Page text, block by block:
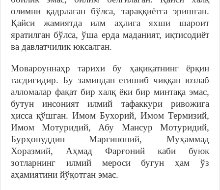
олимни қадрлаган бўлса, тараққиётга эришган.
Қайси жамиятда илм аҳлига яхши шароит
яратилган бўлса, ўша ерда маданият, иқтисодиёт
ва давлатчилик юксалган.
Мовароуннаҳр тарихи бу ҳақиқатнинг ёрқин
тасдиғидир. Бу заминдан етишиб чиққан юзлаб
алломалар фақат бир халқ ёки бир минтақа эмас,
бутун инсоният илмий тафаккури ривожига
ҳисса қўшган. Имом Бухорий, Имом Термизий,
Имом Мотуридий, Абу Мансур Мотуридий,
Бурҳонуддин Марғиноний, Муҳаммад
Хоразмий, Аҳмад Фарғоний каби буюк
зотларнинг илмий мероси бугун ҳам ўз
аҳамиятини йўқотган эмас.